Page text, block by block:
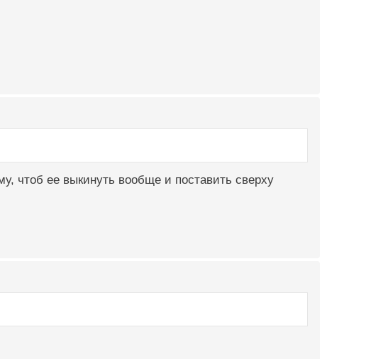
чтоб ее выкинуть вообще и поставить сверху